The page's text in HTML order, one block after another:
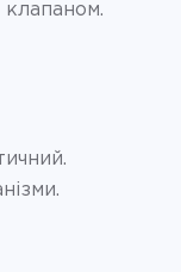
клапаном.